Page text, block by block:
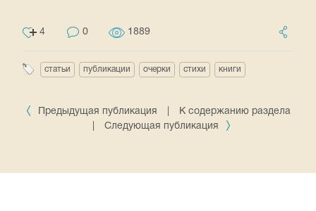
4 0 1889
статьи публикации очерки стихи книги
Предыдущая публикация
К содержанию раздела
Следующая публикация